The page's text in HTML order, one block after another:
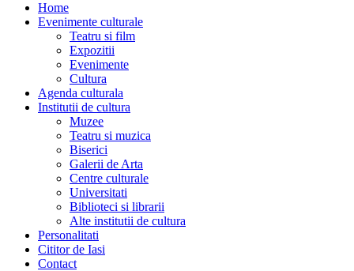
Home
Evenimente culturale
Teatru si film
Expozitii
Evenimente
Cultura
Agenda culturala
Institutii de cultura
Muzee
Teatru si muzica
Biserici
Galerii de Arta
Centre culturale
Universitati
Biblioteci si librarii
Alte institutii de cultura
Personalitati
Cititor de Iasi
Contact